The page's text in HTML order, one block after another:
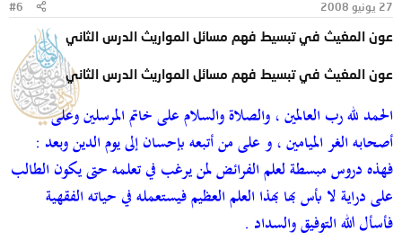
27 يونيو 2008 #6
عون المغيث في تبسيط فهم مسائل المواريث الدرس الثاني
عون المغيث في تبسيط فهم مسائل المواريث الدرس الثاني
الحمد لله رب العالمين ، والصلاة والسلام على خاتم المرسلين وعلى
أصحابه الغر الميامين ، و على من أتبعه بإحسان إلى يوم الدين وبعد :
فهذه دروس مبسطة لعلم الفرائض لمن يرغب في تعلمه حتى يكون الطالب
على دراية لا بأس بها بهذا العلم العظيم فيستعمله في حياته الفقهية
فأسأل الله التوفيق والسداد .